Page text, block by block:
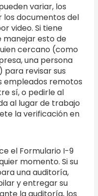
variar, los
documentos del
video. Si tiene
manejar esto de
cercano (como
una persona
para revisar sus
empleados remotos
sí, o pedirle al
al lugar de trabajo
la verificación en
el Formulario I-9
momento. Si su
una auditoría,
y entregar su
la auditoría, los